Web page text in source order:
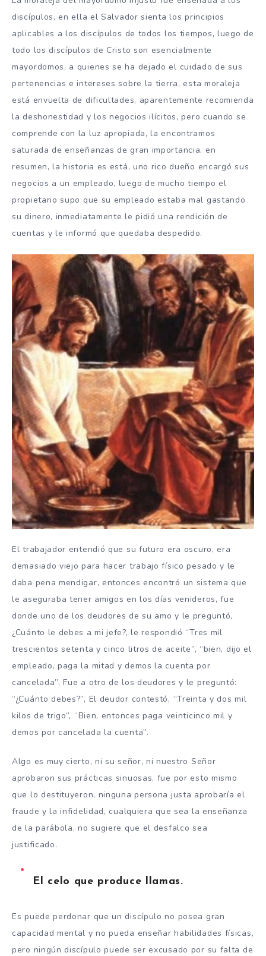
discípulos, en ella el Salvador sienta los principios
aplicables a los discípulos de todos los tiempos, luego de
todo los discípulos de Cristo son esencialmente
mayordomos, a quienes se ha dejado el cuidado de sus
pertenencias e intereses sobre la tierra, esta moraleja
está envuelta de dificultades, aparentemente recomienda
la deshonestidad y los negocios ilícitos, pero cuando se
comprende con la luz apropiada, la encontramos
saturada de enseñanzas de gran importancia, en
resumen, la historia es está, uno rico dueño encargó sus
negocios a un empleado, luego de mucho tiempo el
propietario supo que su empleado estaba mal gastando
su dinero, inmediatamente le pidió una rendición de
cuentas y le informó que quedaba despedido.
El trabajador entendió que su futuro era oscuro, era
demasiado viejo para hacer trabajo físico pesado y le
daba pena mendigar, entonces encontró un sistema que
le aseguraba tener amigos en los días venideros, fue
donde uno de los deudores de su amo y le preguntó,
¿Cuánto le debes a mi jefe?, le respondió “Tres mil
trescientos setenta y cinco litros de aceite”, “bien, dijo el
empleado, paga la mitad y demos la cuenta por
cancelada”, Fue a otro de los deudores y le preguntó:
“¿Cuánto debes?”, El deudor contestó, “Treinta y dos mil
kilos de trigo”, “Bien, entonces paga veinticinco mil y
demos por cancelada la cuenta”.
Algo es muy cierto, ni su señor, ni nuestro Señor
aprobaron sus prácticas sinuosas, fue por esto mismo
que lo destituyeron, ninguna persona justa aprobaría el
fraude y la infidelidad, cualquiera que sea la enseñanza
de la parábola, no sugiere que el desfalco sea
justificado.
El celo que produce llamas.
Es puede perdonar que un discípulo no posea gran
capacidad mental y no pueda enseñar habilidades físicas,
pero ningún discípulo puede ser excusado por su falta de